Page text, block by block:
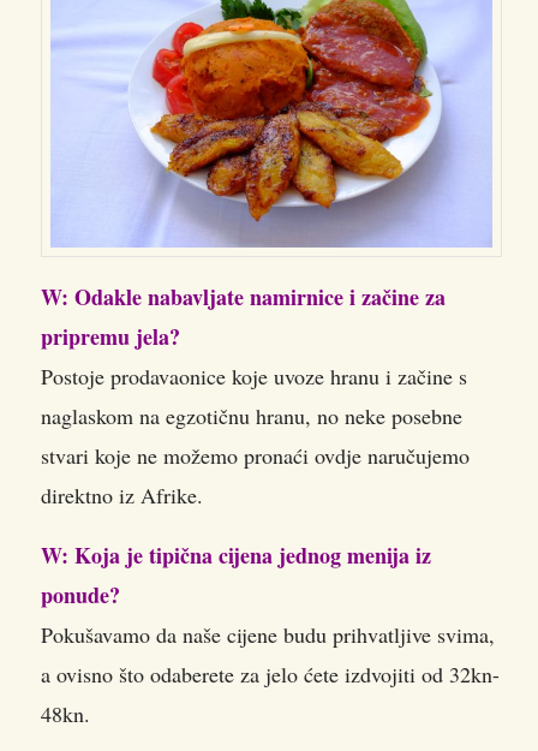
W: Odakle nabavljate namirnice i začine za
pripremu jela?
Postoje prodavaonice koje uvoze hranu i začine s
naglaskom na egzotičnu hranu, no neke posebne
stvari koje ne možemo pronaći ovdje naručujemo
direktno iz Afrike.
W: Koja je tipična cijena jednog menija iz
ponude?
Pokušavamo da naše cijene budu prihvatljive svima,
a ovisno što odaberete za jelo ćete izdvojiti od 32kn-
48kn.